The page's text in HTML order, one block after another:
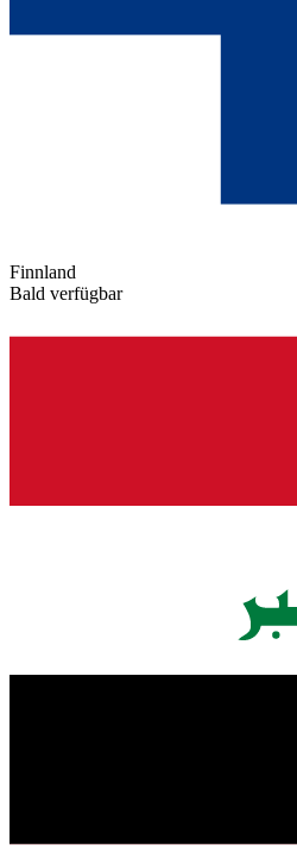
Finnland
Bald verfügbar